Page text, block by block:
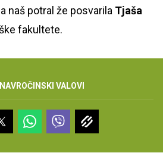
naš potral že posvarila Tjaša
fakultete.
VROČINSKI VALOVI